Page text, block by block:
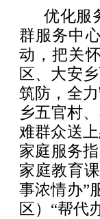
优化服
群服务中
动，把关
区、大安
筑防，全
乡五官村
难群众送
家庭服务
家庭教育
事浓情办”
区）“帮代